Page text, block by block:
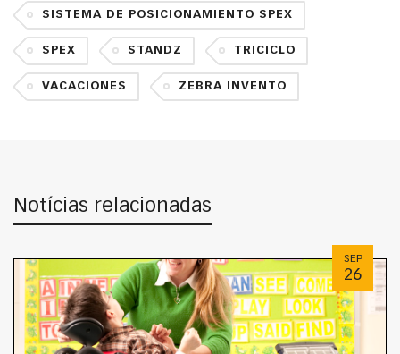
SISTEMA DE POSICIONAMIENTO SPEX
SPEX STANDZ TRICICLO
VACACIONES ZEBRA INVENTO
Notícias relacionadas
SEP
26